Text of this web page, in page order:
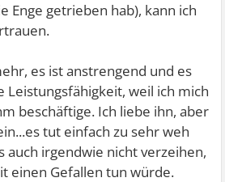
Enge getrieben hab), kann ich
es ist anstrengend und es
weil ich mich
beschäftige. Ich liebe ihn, aber
tut einfach zu sehr weh
auch irgendwie nicht verzeihen,
einen Gefallen tun würde.